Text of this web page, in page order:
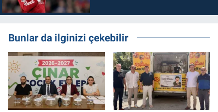
Bunlar da ilginizi çekebilir